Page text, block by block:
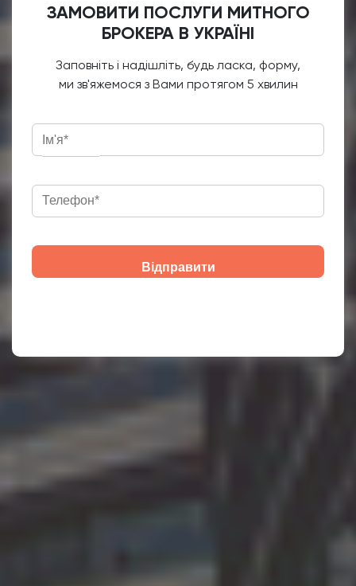
ЗАМОВИТИ ПОСЛУГИ МИТНОГО
БРОКЕРА В УКРАЇНІ
Заповніть і надішліть, будь ласка, форму,
ми зв'яжемося з Вами протягом 5 хвилин